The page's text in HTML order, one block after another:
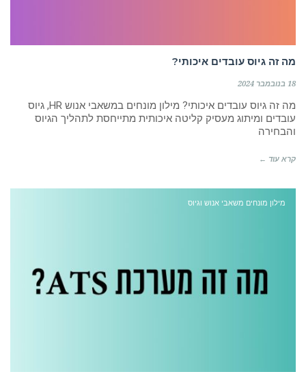
מה זה גיוס עובדים איכותי?
18 בנובמבר 2024
מה זה גיוס עובדים איכותי? מילון מונחים במשאבי אנוש HR, גיוס
עובדים ומיתוג מעסיק קליטה איכותית מתייחסת לתהליך הגיוס
והבחירה
קרא עוד ←
מילון מונחים משאבי אנוש וגיוס